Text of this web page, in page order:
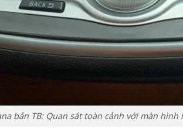
bản TB: Quan sát toàn cảnh với màn hình